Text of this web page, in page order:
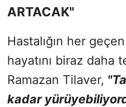
ARTACAK"
Hastalığın her
hayatını biraz
Ramazan Tilaver,
kadar